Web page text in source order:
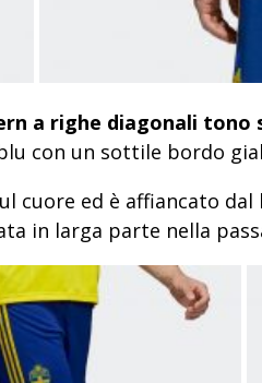
a righe diagonali tono
con un sottile bordo
cuore ed è affiancato
in larga parte nella